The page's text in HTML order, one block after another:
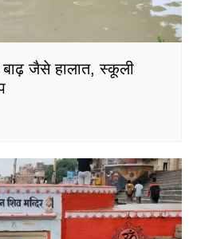
जैसे हालात, स्कूली